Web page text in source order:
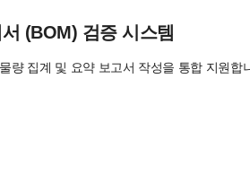
(BOM) 검증 시스템
량 집계 및 요약 보고서 작성을 통합 지원합